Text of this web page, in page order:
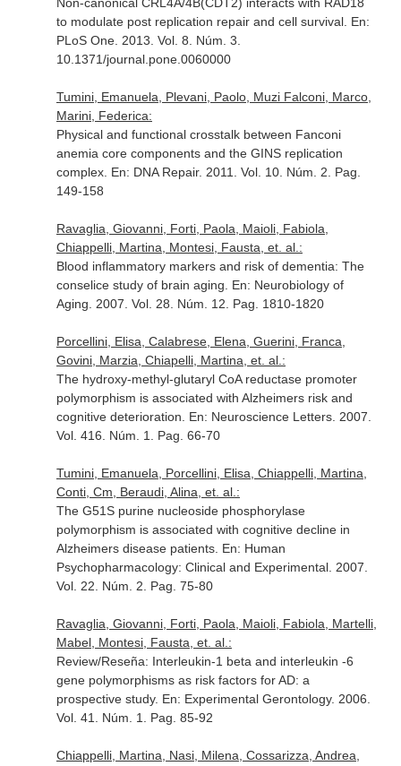
to modulate post replication repair and cell survival. En:
PLoS One. 2013. Vol. 8. Núm. 3.
10.1371/journal.pone.0060000
Tumini, Emanuela, Plevani, Paolo, Muzi Falconi, Marco,
Marini, Federica:
Physical and functional crosstalk between Fanconi
anemia core components and the GINS replication
complex. En: DNA Repair. 2011. Vol. 10. Núm. 2. Pag.
149-158
Ravaglia, Giovanni, Forti, Paola, Maioli, Fabiola,
Chiappelli, Martina, Montesi, Fausta, et. al.:
Blood inflammatory markers and risk of dementia: The
conselice study of brain aging. En: Neurobiology of
Aging . 2007. Vol. 28. Núm. 12. Pag. 1810-1820
Porcellini, Elisa, Calabrese, Elena, Guerini, Franca,
Govini, Marzia, Chiapelli, Martina, et. al.:
The hydroxy-methyl-glutaryl CoA reductase promoter
polymorphism is associated with Alzheimers risk and
cognitive deterioration. En: Neuroscience Letters. 2007.
Vol. 416. Núm. 1. Pag. 66-70
Tumini, Emanuela, Porcellini, Elisa, Chiappelli, Martina,
Conti, Cm, Beraudi, Alina, et. al.:
The G51S purine nucleoside phosphorylase
polymorphism is associated with cognitive decline in
Alzheimers disease patients. En: Human
Psychopharmacology: Clinical and Experimental. 2007.
Vol. 22. Núm. 2. Pag. 75-80
Ravaglia, Giovanni, Forti, Paola, Maioli, Fabiola, Martelli,
Mabel, Montesi, Fausta, et. al.:
Review/Reseña: Interleukin-1 beta and interleukin -6
gene polymorphisms as risk factors for AD: a
prospective study. En: Experimental Gerontology. 2006.
Vol. 41. Núm. 1. Pag. 85-92
Chiappelli, Martina, Nasi, Milena, Cossarizza, Andrea,